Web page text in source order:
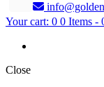
Your cart: 0 0 Items -
Close